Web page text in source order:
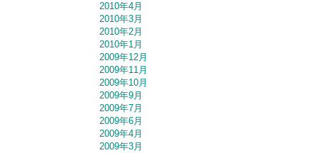
2010年4月
2010年3月
2010年2月
2010年1月
2009年12月
2009年11月
2009年10月
2009年9月
2009年7月
2009年6月
2009年4月
2009年3月